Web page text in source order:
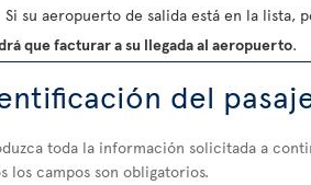
Si su aeropuerto de salida está en la lista,
que facturar a su llegada al aeropuerto.
del
toda la información solicitada a
los campos son obligatorios.